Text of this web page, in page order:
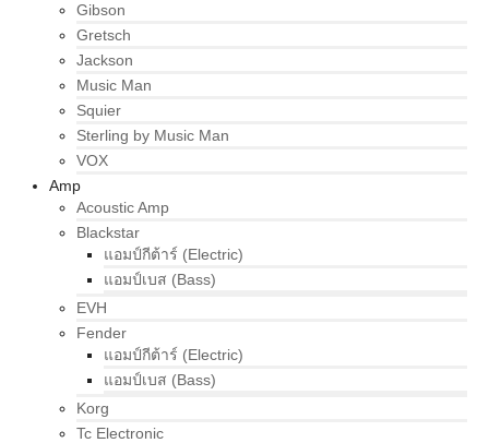
Gibson
Gretsch
Jackson
Music Man
Squier
Sterling by Music Man
VOX
Amp
Acoustic Amp
Blackstar
แอมป์กีต้าร์ (Electric)
แอมป์เบส (Bass)
EVH
Fender
แอมป์กีต้าร์ (Electric)
แอมป์เบส (Bass)
Korg
Tc Electronic